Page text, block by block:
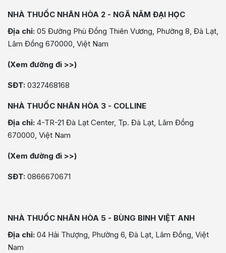
NHÀ THUỐC NHÂN HÒA 2 - NGÃ NĂM ĐẠI HỌC
Địa chỉ: 05 Đường Phù Đổng Thiên Vương, Phường 8, Đà Lạt,
Lâm Đồng 670000, Việt Nam
(Xem đường đi >>)
SĐT: 0327468168
NHÀ THUỐC NHÂN HÒA 3 - COLLINE
Địa chỉ: 4-TR-21 Đà Lạt Center, Tp. Đà Lạt, Lâm Đồng
670000, Việt Nam
(Xem đường đi >>)
SĐT: 0866670671
NHÀ THUỐC NHÂN HÒA 5 - BÙNG BINH VIỆT ANH
Địa chỉ: 04 Hải Thượng, Phường 6, Đà Lạt, Lâm Đồng, Việt
Nam